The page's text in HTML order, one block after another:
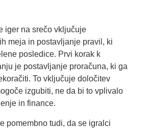
iger na srečo vključuje
meja in postavljanje pravil, ki
posledice. Prvi korak k
je postavljanje proračuna, ki ga
To vključuje določitev
izgubiti, ne da bi to vplivalo
in finance.
pomembno tudi, da se igralci